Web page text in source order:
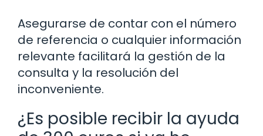
Asegurarse de contar con el número
de referencia o cualquier información
relevante facilitará la gestión de la
consulta y la resolución del
inconveniente.
¿Es posible recibir la ayuda